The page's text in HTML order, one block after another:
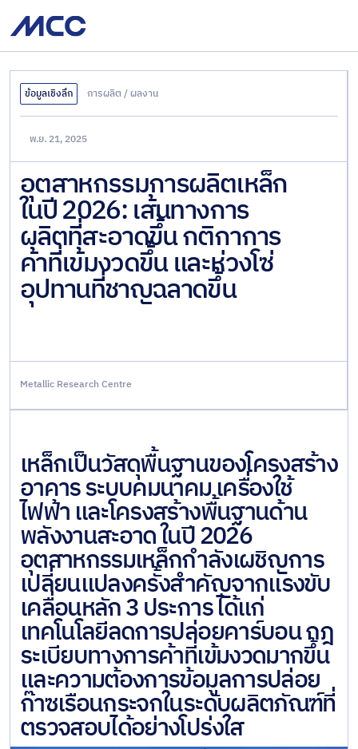
และ
จัด
จำหน่าย
นำ
เข้า
ออก
ผลิตภัณฑ์
เหล็ก
ครบ
วงจร
ผลิตภัณฑ์ของเรา
บริการและโซลูชัน
บทความและข่าวสาร
เกี่ยวกับ
ร่วมงานกับเรา
English
เศษเหล็กและเหล็กกึ่งสำเร็จรูป
เหล็กทรงแบน
เหล็กแผ่นเคลือบสารอินทรีย์
เหล็กรูปพรรณรีดร้อน
เหล็กรูปพรรณขึ้นรูปเย็น
เหล็กชีทไพล์และเสาเข็มเหล็ก
แบบท่อ
เหล็กท่อและเหล็กโครงสร้าง
เหล็กผสมและเหล็กพิเศษ
โลหะที่ไม่ใช่เหล็ก
เหล็กโครงสร้างสำเร็จรูป
ข้อมูลเชิงลึก การผลิต /ผลงาน
พ.ย. 21, 2025
อุตสาหกรรมการผลิตเหล็ก
ในปี 2026: เส้นทางการ
ผลิตที่สะอาดขึ้น กติกาการ
ค้าที่เข้มงวดขึ้น และห่วงโซ่
อุปทานที่ชาญฉลาดขึ้น
Metallic Research Centre
เหล็กเป็นวัสดุพื้นฐานของโครงสร้าง
อาคาร ระบบคมนาคม เครื่องใช้
ไฟฟ้า และโครงสร้างพื้นฐานด้าน
พลังงานสะอาด ในปี 2026
อุตสาหกรรมเหล็กกำลังเผชิญการ
เปลี่ยนแปลงครั้งสำคัญจากแรงขับ
เคลื่อนหลัก 3 ประการ ได้แก่
เทคโนโลยีลดการปล่อยคาร์บอน กฎ
ระเบียบทางการค้าที่เข้มงวดมากขึ้น
และความต้องการข้อมูลการปล่อย
ก๊าซเรือนกระจกในระดับผลิตภัณฑ์ที่
ตรวจสอบได้อย่างโปร่งใส